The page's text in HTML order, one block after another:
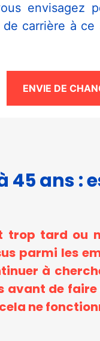
envisagez
carrière à
ENVIE DE
45 ans :
trop tard ou
parmi les
à
avant de
ne